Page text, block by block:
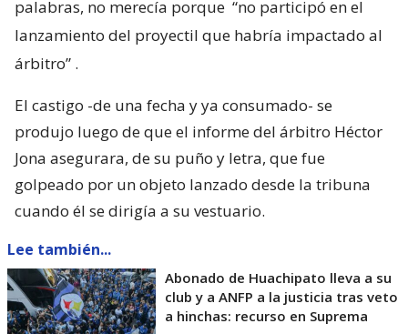
palabras, no merecía porque “no participó en el
lanzamiento del proyectil que habría impactado al
árbitro” .
El castigo -de una fecha y ya consumado- se
produjo luego de que el informe del árbitro Héctor
Jona asegurara, de su puño y letra, que fue
golpeado por un objeto lanzado desde la tribuna
cuando él se dirigía a su vestuario.
Lee también...
Abonado de Huachipato lleva a su
club y a ANFP a la justicia tras veto
a hinchas: recurso en Suprema